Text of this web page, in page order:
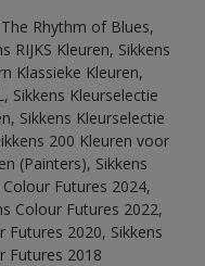
Rhythm of Blues,
RIJKS Kleuren, Sikkens
Klassieke Kleuren,
Sikkens Kleurselectie
Sikkens Kleurselectie
200 Kleuren voor
(Painters), Sikkens
Futures 2024,
Colour Futures 2022,
Futures 2020, Sikkens
Futures 2018